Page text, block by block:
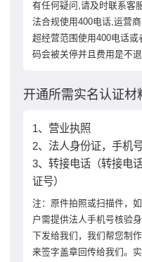
有任何疑问,请及时联系客
法合规使用400电话,运营
超经营范围使用400电话
码会被关停并且费用是不退
开通所需实名认证材
1、营业执照
2、法人身份证，手机
3、转接电话（转接电
证号）
注：原件拍照或扫描件，
户需提供法人手机号核验
下发给我们，我们帮您制
来签字盖章回传给我们。